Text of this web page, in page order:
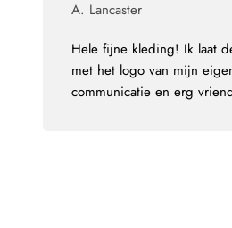
A. Lancaster
Hele fijne kleding! Ik laat
met het logo van mijn
communicatie en erg